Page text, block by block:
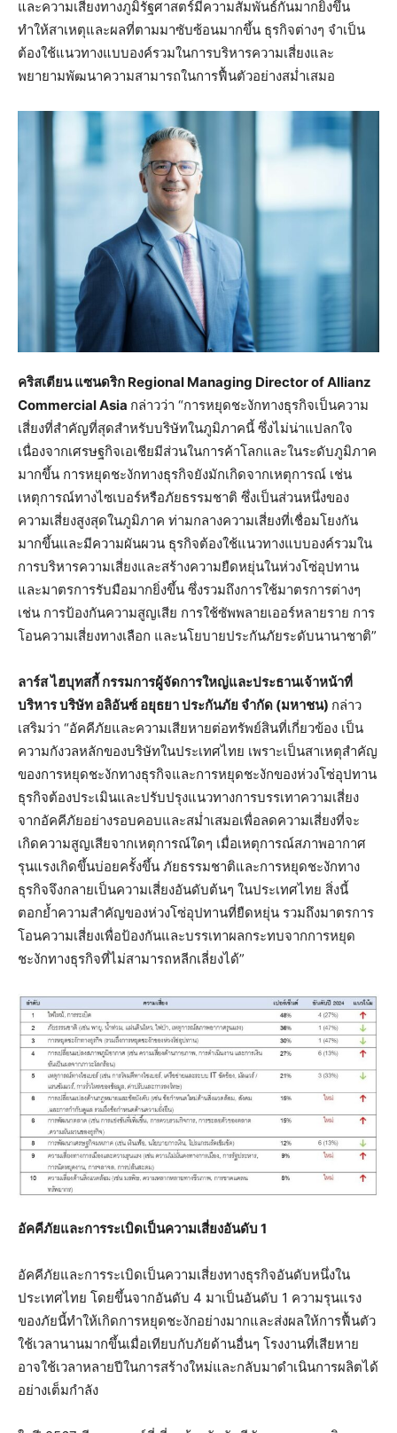
และความเสี่ยงทางภูมิรัฐศาสตร์มีความสัมพันธ์กันมากยิ่งขึ้น
ทำให้สาเหตุและผลที่ตามมาซับซ้อนมากขึ้น ธุรกิจต่างๆ จำเป็น
ต้องใช้แนวทางแบบองค์รวมในการบริหารความเสี่ยงและ
พยายามพัฒนาความสามารถในการฟื้นตัวอย่างสม่ำเสมอ
คริสเตียน แซนดริก Regional Managing Director of Allianz
Commercial Asia กล่าวว่า “การหยุดชะงักทางธุรกิจเป็นความ
เสี่ยงที่สำคัญที่สุดสำหรับบริษัทในภูมิภาคนี้ ซึ่งไม่น่าแปลกใจ
เนื่องจากเศรษฐกิจเอเชียมีส่วนในการค้าโลกและในระดับภูมิภาค
มากขึ้น การหยุดชะงักทางธุรกิจยังมักเกิดจากเหตุการณ์ เช่น
เหตุการณ์ทางไซเบอร์หรือภัยธรรมชาติ ซึ่งเป็นส่วนหนึ่งของ
ความเสี่ยงสูงสุดในภูมิภาค ท่ามกลางความเสี่ยงที่เชื่อมโยงกัน
มากขึ้นและมีความผันผวน ธุรกิจต้องใช้แนวทางแบบองค์รวมใน
การบริหารความเสี่ยงและสร้างความยืดหยุ่นในห่วงโซ่อุปทาน
และมาตรการรับมือมากยิ่งขึ้น ซึ่งรวมถึงการใช้มาตรการต่างๆ
เช่น การป้องกันความสูญเสีย การใช้ซัพพลายเออร์หลายราย การ
โอนความเสี่ยงทางเลือก และนโยบายประกันภัยระดับนานาชาติ”
ลาร์ส ไฮบุทสกี้ กรรมการผู้จัดการใหญ่และประธานเจ้าหน้าที่
บริหาร บริษัท อลิอันซ์ อยุธยา ประกันภัย จำกัด (มหาชน) กล่าว
เสริมว่า “อัคคีภัยและความเสียหายต่อทรัพย์สินที่เกี่ยวข้อง เป็น
ความกังวลหลักของบริษัทในประเทศไทย เพราะเป็นสาเหตุสำคัญ
ของการหยุดชะงักทางธุรกิจและการหยุดชะงักของห่วงโซ่อุปทาน
ธุรกิจต้องประเมินและปรับปรุงแนวทางการบรรเทาความเสี่ยง
จากอัคคีภัยอย่างรอบคอบและสม่ำเสมอเพื่อลดความเสี่ยงที่จะ
เกิดความสูญเสียจากเหตุการณ์ใดๆ เมื่อเหตุการณ์สภาพอากาศ
รุนแรงเกิดขึ้นบ่อยครั้งขึ้น ภัยธรรมชาติและการหยุดชะงักทาง
ธุรกิจจึงกลายเป็นความเสี่ยงอันดับต้นๆ ในประเทศไทย สิ่งนี้
ตอกย้ำความสำคัญของห่วงโซ่อุปทานที่ยืดหยุ่น รวมถึงมาตรการ
โอนความเสี่ยงเพื่อป้องกันและบรรเทาผลกระทบจากการหยุด
ชะงักทางธุรกิจที่ไม่สามารถหลีกเลี่ยงได้”
อัคคีภัยและการระเบิดเป็นความเสี่ยงอันดับ 1
อัคคีภัยและการระเบิดเป็นความเสี่ยงทางธุรกิจอันดับหนึ่งใน
ประเทศไทย โดยขึ้นจากอันดับ 4 มาเป็นอันดับ 1 ความรุนแรง
ของภัยนี้ทำให้เกิดการหยุดชะงักอย่างมากและส่งผลให้การฟื้นตัว
ใช้เวลานานมากขึ้นเมื่อเทียบกับภัยด้านอื่นๆ โรงงานที่เสียหาย
อาจใช้เวลาหลายปีในการสร้างใหม่และกลับมาดำเนินการผลิตได้
อย่างเต็มกำลัง